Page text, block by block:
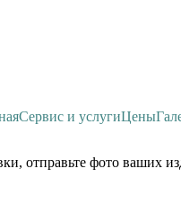
Сервис и услугиЦены
отправьте фото ваших